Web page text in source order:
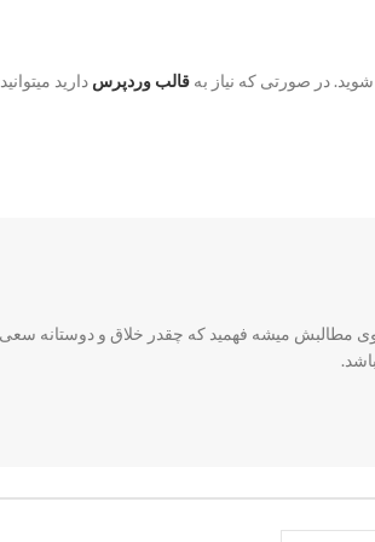
در صورتی که نیاز به قالب وردپرس دارید
مطالبش میشه فهمید که چقدر خلاق و دوستانه سعی